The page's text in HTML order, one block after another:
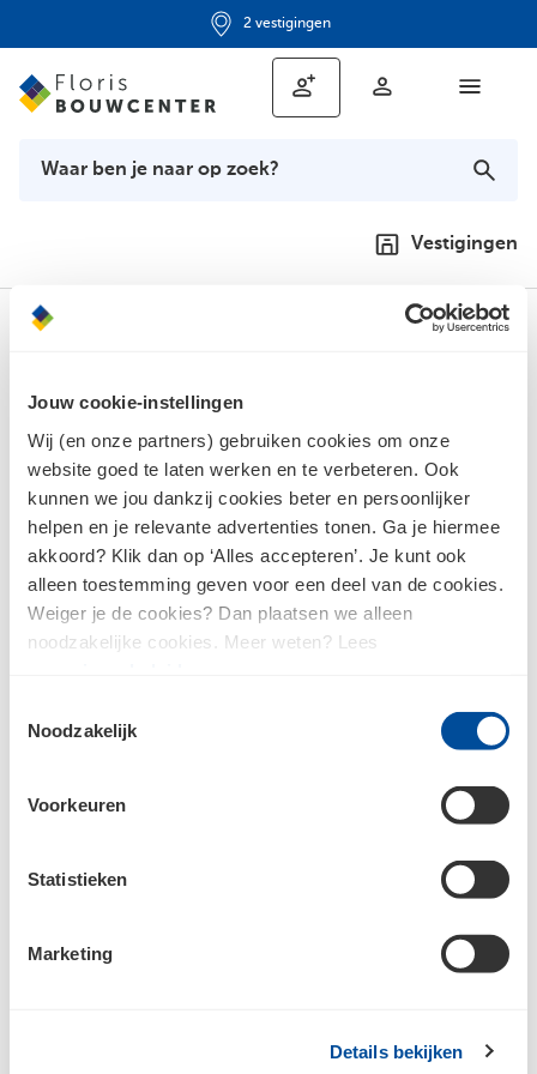
Jouw cookie-instellingen
Wij (en onze partners) gebruiken cookies om onze
website goed te laten werken en te verbeteren. Ook
kunnen we jou dankzij cookies beter en persoonlijker
helpen en je relevante advertenties tonen. Ga je hiermee
akkoord? Klik dan op ‘Alles accepteren’. Je kunt ook
alleen toestemming geven voor een deel van de cookies.
Weiger je de cookies? Dan plaatsen we alleen
noodzakelijke cookies. Meer weten? Lees
Noodzakelijk
Voorkeuren
Statistieken
Marketing
Details bekijken
2 vestigingen
Vestigingen
Meld je aan voor de nieuwsbrief en
Jouw e-mailadres
Raadpleeg ons privacybeleid voor meer informatie over hoe we jouw
persoonsgegevens verzamelen en verwerken.
Aanmelden
Bouwcenter Floris